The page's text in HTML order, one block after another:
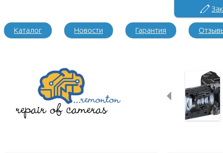
Каталог Новости Гарантия